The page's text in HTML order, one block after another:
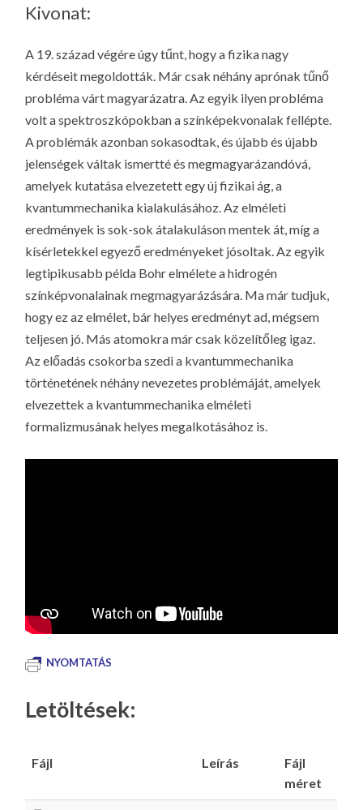
Kivonat:
A 19. század végére úgy tűnt, hogy a fizika nagy
kérdéseit megoldották. Már csak néhány aprónak tűnő
probléma várt magyarázatra. Az egyik ilyen probléma
volt a spektroszkópokban a színképekvonalak fellépte.
A problémák azonban sokasodtak, és újabb és újabb
jelenségek váltak ismertté és megmagyarázandóvá,
amelyek kutatása elvezetett egy új fizikai ág, a
kvantummechanika kialakulásához. Az elméleti
eredmények is sok-sok átalakuláson mentek át, míg a
kísérletekkel egyező eredményeket jósoltak. Az egyik
legtipikusabb példa Bohr elmélete a hidrogén
színképvonalainak megmagyarázására. Ma már tudjuk,
hogy ez az elmélet, bár helyes eredményt ad, mégsem
teljesen jó. Más atomokra már csak közelítőleg igaz.
Az előadás csokorba szedi a kvantummechanika
történetének néhány nevezetes problémáját, amelyek
elvezettek a kvantummechanika elméleti
formalizmusának helyes megalkotásához is.
NYOMTATÁS
Letöltések:
Fájl Leírás
Fájl
méret